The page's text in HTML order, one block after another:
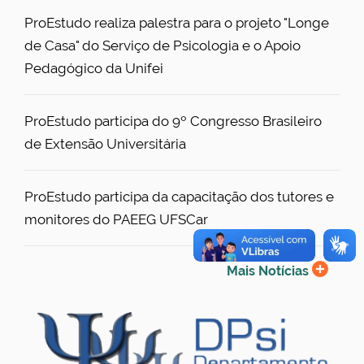
ProEstudo realiza palestra para o projeto "Longe
de Casa" do Serviço de Psicologia e o Apoio
Pedagógico da Unifei
ProEstudo participa do 9º Congresso Brasileiro
de Extensão Universitária
ProEstudo participa da capacitação dos tutores e
monitores do PAEEG UFSCar
Mais Notícias